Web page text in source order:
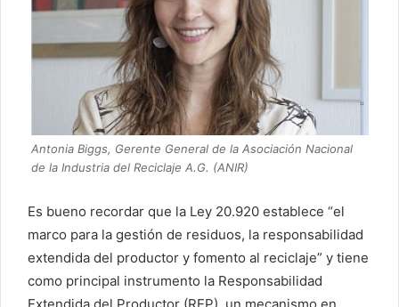
Antonia Biggs, Gerente General de la Asociación Nacional
de la Industria del Reciclaje A.G. (ANIR)
Es bueno recordar que la Ley 20.920 establece “el
marco para la gestión de residuos, la responsabilidad
extendida del productor y fomento al reciclaje” y tiene
como principal instrumento la Responsabilidad